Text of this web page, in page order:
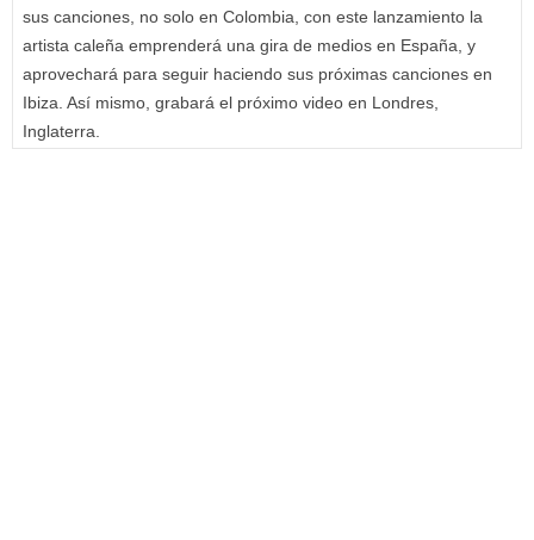
sus canciones, no solo en Colombia, con este lanzamiento la
artista caleña emprenderá una gira de medios en España, y
aprovechará para seguir haciendo sus próximas canciones en
Ibiza. Así mismo, grabará el próximo video en Londres,
Inglaterra.